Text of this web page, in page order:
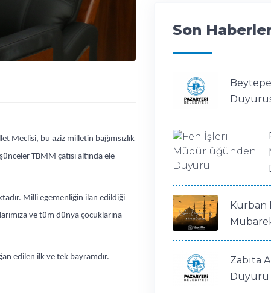
bu aziz milletin bağımsızlık
TBMM çatısı altında ele
Milli egemenliğin ilan edildiği
ve tüm dünya çocuklarına
edilen ilk ve tek bayramdır.
Son
Kurban
Zabıta
Duyuru